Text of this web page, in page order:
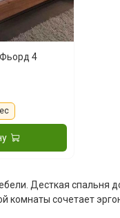
4
Десткая спальня
сочетает